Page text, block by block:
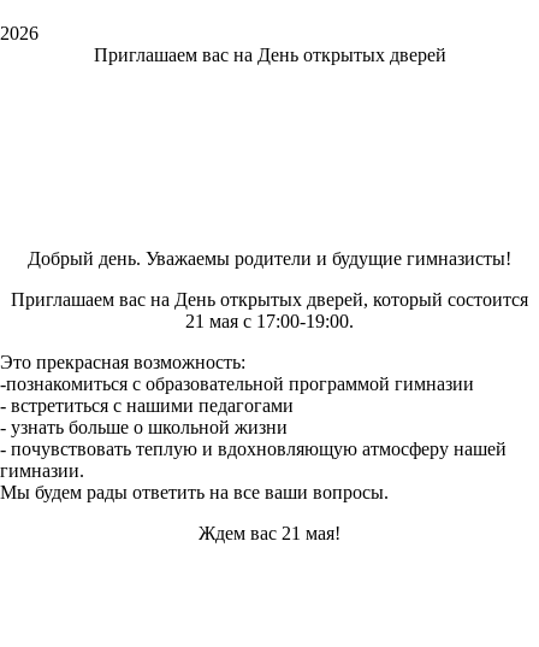
2026
Приглашаем вас на День открытых дверей
Добрый день. Уважаемы родители и будущие гимназисты!
Приглашаем вас на День открытых дверей, который состоится
21 мая с 17:00-19:00.
Это прекрасная возможность:
-познакомиться с образовательной программой гимназии
- встретиться с нашими педагогами
- узнать больше о школьной жизни
- почувствовать теплую и вдохновляющую атмосферу нашей
гимназии.
Мы будем рады ответить на все ваши вопросы.
Ждем вас 21 мая!